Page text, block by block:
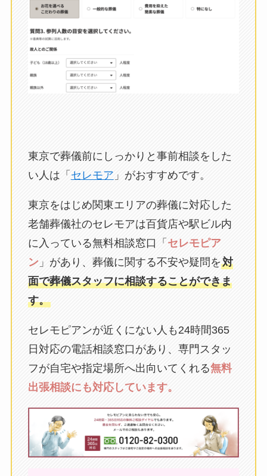
東京で葬儀前にしっかりと事前相談をした
い人は「 セレモア 」がおすすめです。
東京をはじめ関東エリアの葬儀に対応した
老舗葬儀社のセレモアは百貨店や駅ビル内
に入っている無料相談窓口「 セレモピア
ン」があり、葬儀に関する不安や疑問を対
面で葬儀スタッフに相談することができま
す。
セレモピアンが近くにない人も24時間365
日対応の電話相談窓口があり、専門スタッ
フが自宅や指定場所へ出向いてくれる無料
出張相談にも対応しています。